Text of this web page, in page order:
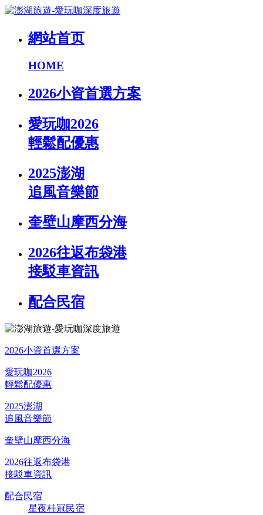
網站首页
HOME
2026小資首選方案
愛玩咖2026
輕鬆配優惠
2025澎湖
追風音樂節
奎壁山摩西分海
2026往返布袋港
接駁車資訊
配合民宿
2026小資首選方案
愛玩咖2026
輕鬆配優惠
2025澎湖
追風音樂節
奎壁山摩西分海
2026往返布袋港
接駁車資訊
配合民宿
星夜桂冠民宿